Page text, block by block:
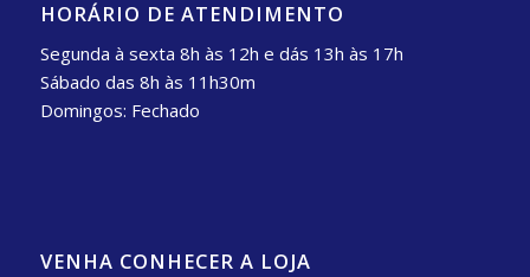
HORÁRIO DE ATENDIMENTO
Segunda à sexta 8h às 12h e dás 13h às 17h
Sábado das 8h às 11h30m
Domingos: Fechado
VENHA CONHECER A LOJA